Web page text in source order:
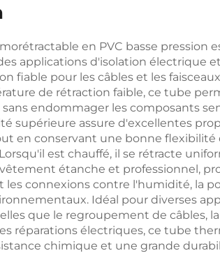
en PVC basse pression
applications d'isolation électrique
fiable pour les câbles et les
de rétraction faible, ce tube
endommager les composants
supérieure assure d'excellentes
en conservant une bonne flexibilité
est chauffé, il se rétracte
étanche et professionnel,
les connexions contre l'humidité, la
Idéal pour diverses
que le regroupement de câbles,
réparations électriques, ce tube
chimique et une grande